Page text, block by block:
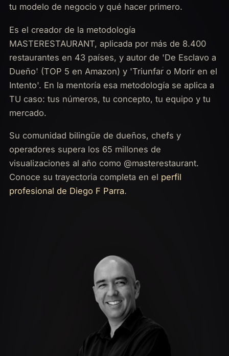
tu modelo de negocio y qué hacer primero.
Es el creador de la metodología
MASTERESTAURANT, aplicada por más de 8.400
restaurantes en 43 países, y autor de 'De Esclavo a
Dueño' (TOP 5 en Amazon) y 'Triunfar o Morir en el
Intento'. En la mentoría esa metodología se aplica a
TU caso: tus números, tu concepto, tu equipo y tu
mercado.
Su comunidad bilingüe de dueños, chefs y
operadores supera los 65 millones de
visualizaciones al año como @masterestaurant.
Conoce su trayectoria completa en el perfil
profesional de Diego F Parra.